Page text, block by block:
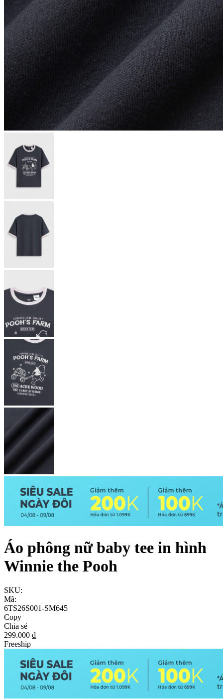
Áo phông nữ baby tee in hình
Winnie the Pooh
SKU:
Mã:
6TS26S001-SM645
Copy
Chia sẻ
299.000 ₫
Freeship